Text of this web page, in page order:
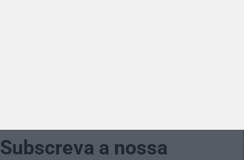
Subscreva a nossa